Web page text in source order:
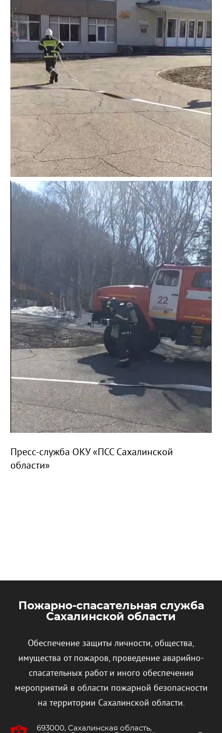
Пресс-служба ОКУ «ПСС Сахалинской
области»
Пожарно-спасательная служба
Сахалинской области
Обеспечение защиты личности, общества,
имущества от пожаров, проведение аварийно-
спасательных работ и иного обеспечения
мероприятий в области пожарной безопасности
на территории Сахалинской области.
693000, Сахалинская область,